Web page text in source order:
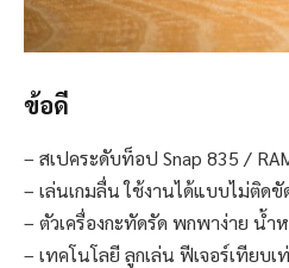
ข้อดี
– สเปคระดับท็อป Snap 835 /
– เล่นเกมลื่น ใช้งานได้แบบไม่ติดขั
– ตัวเครื่องกะทัดรัด พกพาง่าย น้ำ
– เทคโนโลยี ลูกเล่น ฟีเจอร์เทียบ